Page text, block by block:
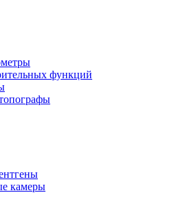
функций
камеры